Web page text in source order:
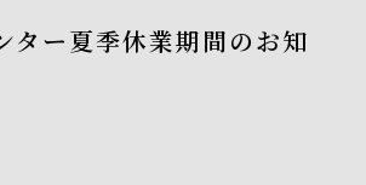
ター夏季休業期間のお知